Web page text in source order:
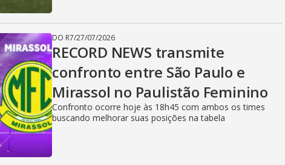
DO R7/27/07/2026
RECORD NEWS transmite
confronto entre São Paulo e
Mirassol no Paulistão Feminino
Confronto ocorre hoje às 18h45 com ambos os times
buscando melhorar suas posições na tabela